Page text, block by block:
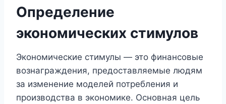
Определение
экономических стимулов
Экономические стимулы — это финансовые
вознаграждения, предоставляемые людям
за изменение моделей потребления и
производства в экономике. Основная цель